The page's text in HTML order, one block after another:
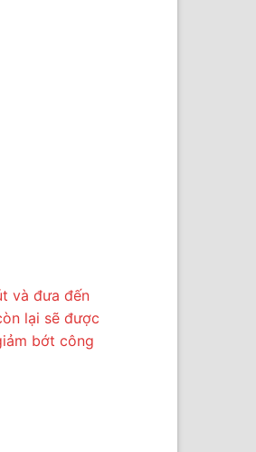
và đưa đến
lại sẽ được
bớt công